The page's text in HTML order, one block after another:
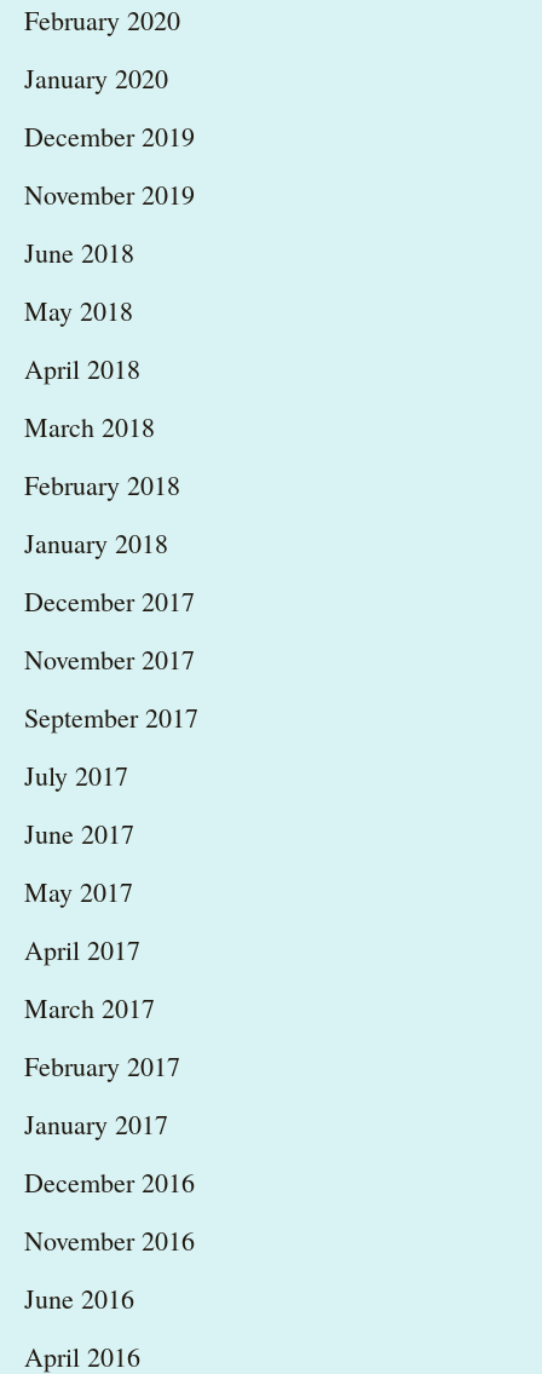
February 2020
January 2020
December 2019
November 2019
June 2018
May 2018
April 2018
March 2018
February 2018
January 2018
December 2017
November 2017
September 2017
July 2017
June 2017
May 2017
April 2017
March 2017
February 2017
January 2017
December 2016
November 2016
June 2016
April 2016